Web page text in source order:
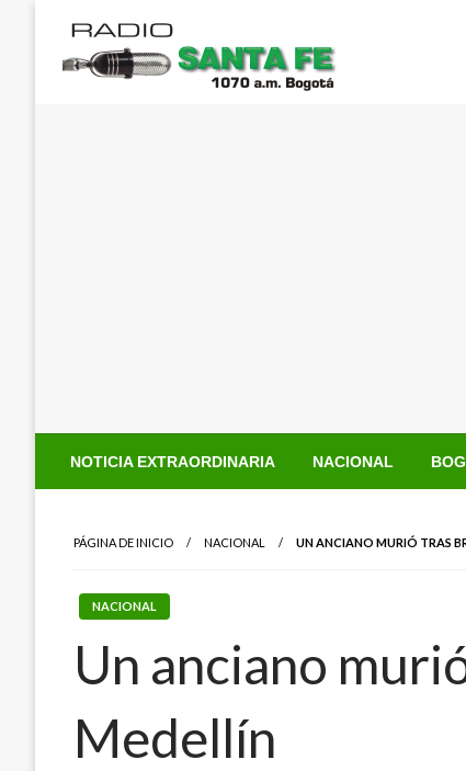
contenido
NOTICIA EXTRAORDINARIA NACIONAL
PÁGINA DE INICIO NACIONAL UN ANCIANO MURIÓ TRAS
NACIONAL
Un anciano
Medellín